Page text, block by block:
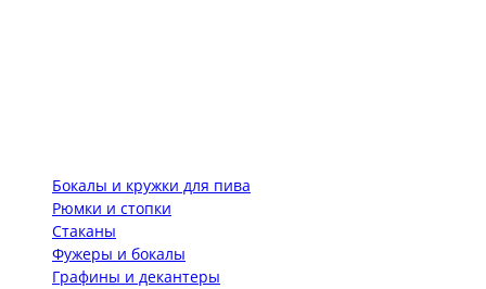
Бокалы и кружки для пива
Рюмки и стопки
Стаканы
Фужеры и бокалы
Графины и декантеры